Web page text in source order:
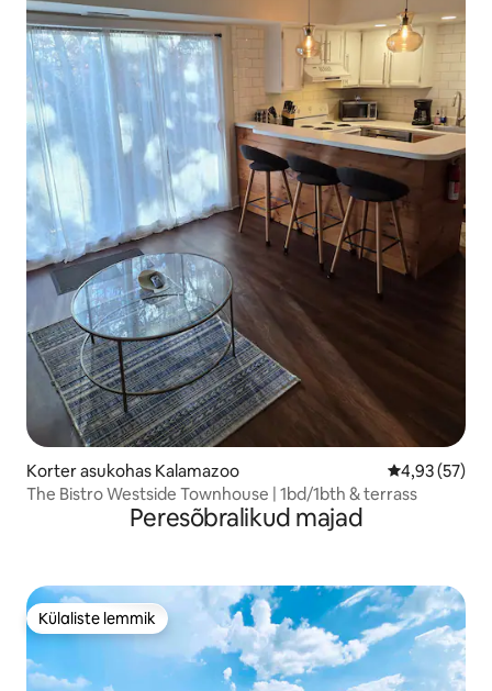
Korter asukohas Kalamazoo Keskmine
4,93 (57)
The Bistro Westside Townhouse | 1bd/1bth & terrass
Peresõbralikud majad
Külaliste lemmik
Külaliste lemmik